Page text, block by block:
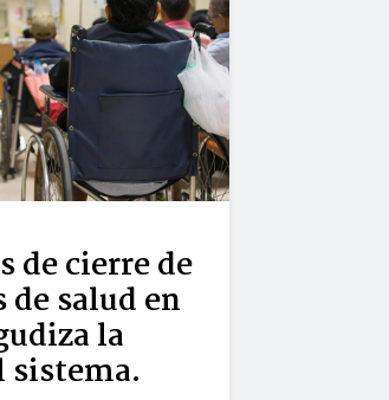
de cierre de
salud en
la
sistema.